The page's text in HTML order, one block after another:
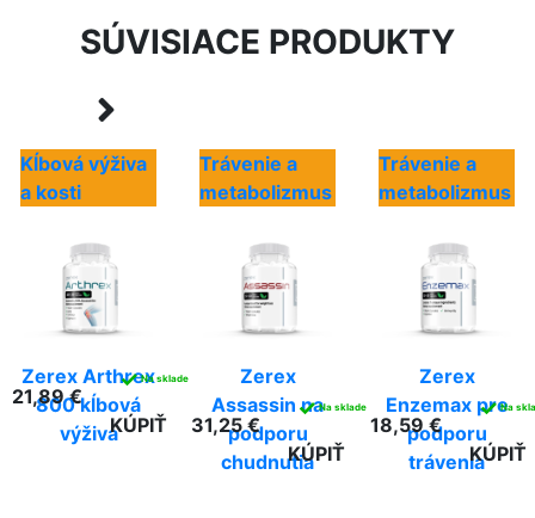
SÚVISIACE PRODUKTY
Kĺbová výživa
a kosti
Zerex Arthrex
800 kĺbová
výživa
21,89 €
✓ Na sklade
KÚPIŤ
Trávenie a
metabolizmus
Zerex
Assassin na
podporu
chudnutia
31,25 €
✓ Na sklade
KÚPIŤ
Trávenie a
metabolizmus
Zerex
Enzemax pre
podporu
trávenia
18,59 €
✓ Na
KÚPIŤ